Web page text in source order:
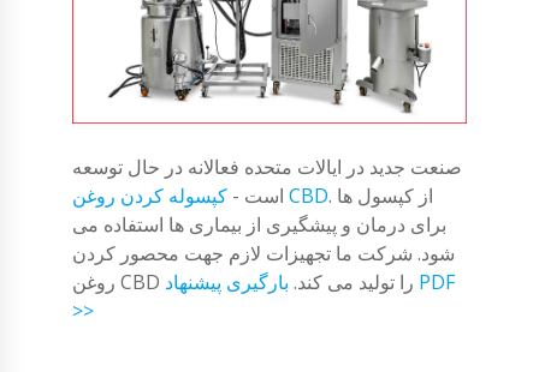
صنعت جدید در ایالات متحده فعالانه در حال توسعه
است - کپسوله کردن روغن CBD. از کپسول ها
برای درمان و پیشگیری از بیماری ها استفاده می
شود. شرکت ما تجهیزات لازم جهت محصور کردن
روغن CBD را تولید می کند. بارگیری پیشنهاد PDF
>>